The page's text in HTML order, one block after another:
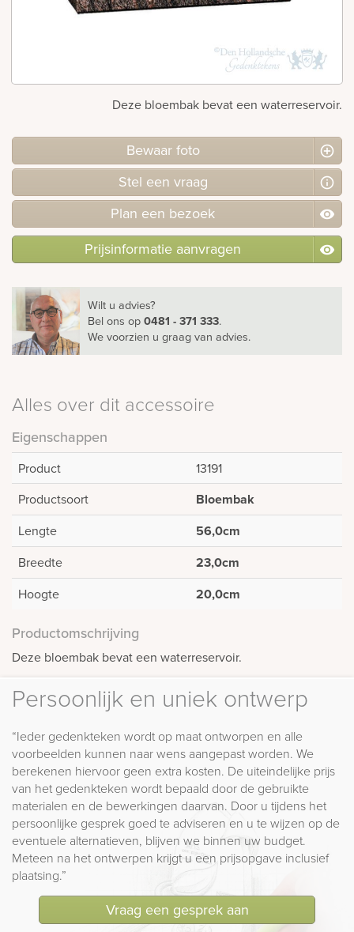
Deze bloembak bevat een waterreservoir.
Bewaar foto
Stel een vraag
Plan een bezoek
Prijsinformatie aanvragen
Wilt u advies?
Bel ons op0481 - 371 333.
We voorzien u graag van advies.
Alles over dit accessoire
Eigenschappen
Product
13191
Productsoort
Bloembak
Lengte 56,0cm
Breedte 23,0cm
Hoogte 20,0cm
Productomschrijving
Deze bloembak bevat een waterreservoir.
Persoonlijk en uniek ontwerp
“Ieder gedenkteken wordt op maat ontworpen en alle
voorbeelden kunnen naar wens aangepast worden. We
berekenen hiervoor geen extra kosten. De uiteindelijke prijs
van het gedenkteken wordt bepaald door de gebruikte
materialen en de bewerkingen daarvan. Door u tijdens het
persoonlijke gesprek goed te adviseren en u te wijzen op de
eventuele alternatieven, blijven we binnen uw budget.
Meteen na het ontwerpen krijgt u een prijsopgave inclusief
plaatsing.”
Vraag een gesprek aan